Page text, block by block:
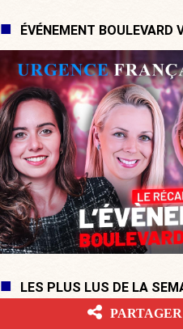
ÉVÉNEMENT BOULEVARD
LES PLUS LUS DE LA